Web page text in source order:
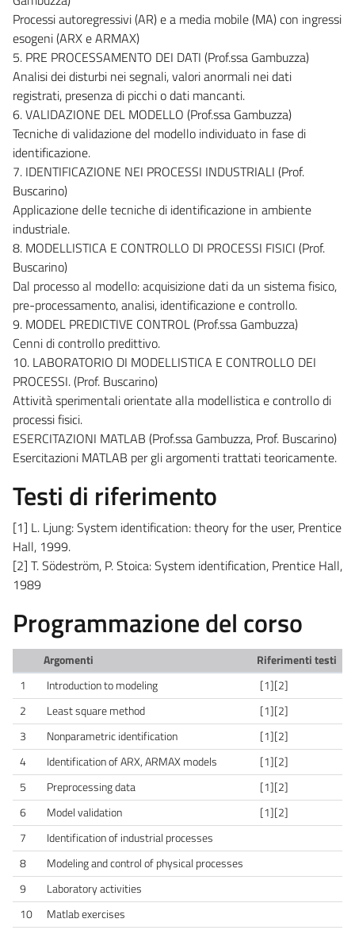
Processi autoregressivi (AR) e a media mobile (MA) con ingressi
esogeni (ARX e ARMAX)
5. PRE PROCESSAMENTO DEI DATI (Prof.ssa Gambuzza)
Analisi dei disturbi nei segnali, valori anormali nei dati
registrati, presenza di picchi o dati mancanti.
6. VALIDAZIONE DEL MODELLO (Prof.ssa Gambuzza)
Tecniche di validazione del modello individuato in fase di
identificazione.
7. IDENTIFICAZIONE NEI PROCESSI INDUSTRIALI (Prof.
Buscarino)
Applicazione delle tecniche di identificazione in ambiente
industriale.
8. MODELLISTICA E CONTROLLO DI PROCESSI FISICI (Prof.
Buscarino)
Dal processo al modello: acquisizione dati da un sistema fisico,
pre-processamento, analisi, identificazione e controllo.
9. MODEL PREDICTIVE CONTROL (Prof.ssa Gambuzza)
Cenni di controllo predittivo.
10. LABORATORIO DI MODELLISTICA E CONTROLLO DEI
PROCESSI. (Prof. Buscarino)
Attività sperimentali orientate alla modellistica e controllo di
processi fisici.
ESERCITAZIONI MATLAB (Prof.ssa Gambuzza, Prof. Buscarino)
Esercitazioni MATLAB per gli argomenti trattati teoricamente.
Testi di riferimento
[1] L. Ljung: System identification: theory for the user, Prentice
Hall, 1999.
[2] T. Södeström, P. Stoica: System identification, Prentice Hall,
1989
Programmazione del corso
Argomenti
Riferimenti testi
1
Introduction to modeling
[1][2]
2
Least square method
[1][2]
3
Nonparametric identification
[1][2]
4
Identification of ARX, ARMAX models
[1][2]
5
Preprocessing data
[1][2]
6
Model validation
[1][2]
7
Identification of industrial processes
8
Modeling and control of physical processes
9
Laboratory activities
10
Matlab exercises